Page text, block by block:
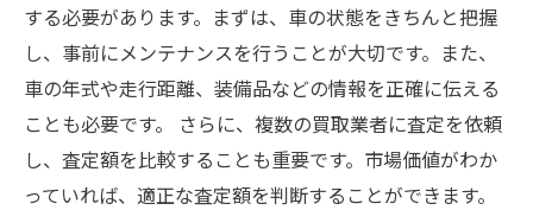
する必要があります。まずは、車の状態をきちんと把握
し、事前にメンテナンスを行うことが大切です。また、
車の年式や走行距離、装備品などの情報を正確に伝える
ことも必要です。 さらに、複数の買取業者に査定を依頼
し、査定額を比較することも重要です。市場価値がわか
っていれば、適正な査定額を判断することができます。